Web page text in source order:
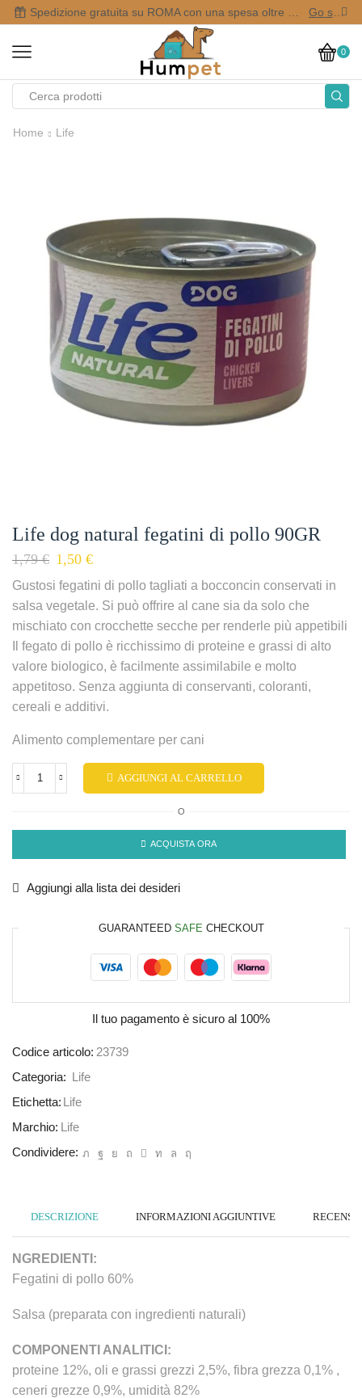
Go shop
0
Home Life
Life dog natural fegatini di pollo 90GR
1,79€ 1,50 €
Gustosi fegatini di pollo tagliati a bocconcin conservati in
salsa vegetale. Si può offrire al cane sia da solo che
mischiato con crocchette secche per renderle più appetibili
Il fegato di pollo è ricchissimo di proteine e grassi di alto
valore biologico, è facilmente assimilabile e molto
appetitoso. Senza aggiunta di conservanti, coloranti,
cereali e additivi.
Alimento complementare per cani
AGGIUNGI AL CARRELLO
O
ACQUISTA ORA
Aggiungi alla lista dei desideri
GUARANTEED SAFE CHECKOUT
Il tuo pagamento è sicuro al 100%
Codice articolo: 23739
Categoria:
Life
Etichetta:
Life
Marchio:
Life
Condividere:
DESCRIZIONE INFORMAZIONI AGGIUNTIVE
NGREDIENTI:
Fegatini di pollo 60%
Salsa (preparata con ingredienti naturali)
COMPONENTI ANALITICI:
proteine 12%, oli e grassi grezzi 2,5%, fibra grezza 0,1% ,
ceneri grezze 0,9%, umidità 82%